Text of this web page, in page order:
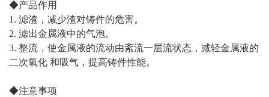
◆产品作用
1. 滤渣，减少渣对铸件的危害。
2. 滤出金属液中的气泡。
3. 整流，使金属液的流动由紊流一层流状态，减轻金属液的
二次氧化 和吸气，提高铸件性能。
◆注意事项